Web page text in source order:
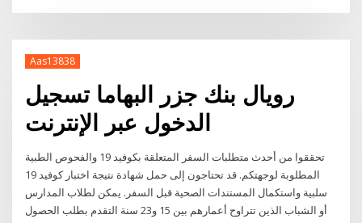
Aas13838
رويال بنك جزر البهاما تسجيل
الدخول عبر الإنترنت
تحققوا من أحدث متطلبات السفر المتعلقة بكوفيد 19 والفحوص الطبية
المطلوبة لوجهتكم. قد تحتاجون إلى حمل شهادة نتيجة اختبار كوفيد 19
سلبية واستكمال المستندات الصحية قبل السفر. يمكن لطلاب المدارس
أو الشباب الذين تتراوح أعمارهم بين 15 و23 سنة التقدم بطلب الحصول